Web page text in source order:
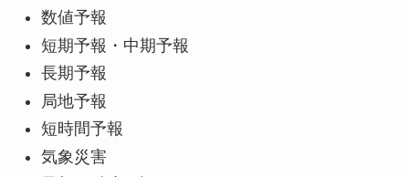
数値予報
短期予報・中期予報
長期予報
局地予報
短時間予報
気象災害